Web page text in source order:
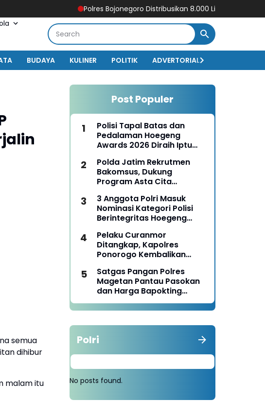
Polres Bojonegoro Distribusikan 8.000 Liter Air Bersih untuk
BUDAYA KULINER POLITIK ADVERTORIAL
semua
dihibur
malam itu
Post Populer
Polisi Tapal Batas dan
Pedalaman Hoegeng
Awards 2026 Diraih Iptu
Pengabdian Humanis di
Nduga
Polda Jatim Rekrutmen
Bakomsus, Dukung
Program Asta Cita
3 Anggota Polri Masuk
Nominasi Kategori Polisi
Berintegritas Hoegeng
Pelaku Curanmor
Ditangkap, Kapolres
Ponorogo Kembalikan
Satgas Pangan Polres
Magetan Pantau Pasokan
dan Harga Bapokting
Pascalebaran
Polri
No posts found.